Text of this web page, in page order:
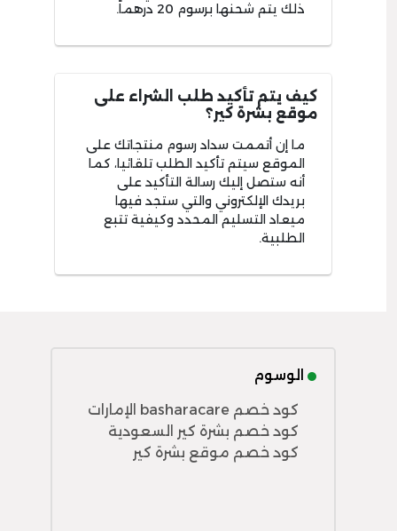
ذلك يتم شحنها برسوم 20 درهماً.
كيف يتم تأكيد طلب الشراء على
موقع بشرة كير؟
ما إن أتممت سداد رسوم منتجاتك على
الموقع سيتم تأكيد الطلب تلقائيا، كما
أنه ستصل إليك رسالة التأكيد على
بريدك الإلكتروني والتي ستجد فيها
ميعاد التسليم المحدد وكيفية تتبع
الطلبية.
الوسوم
كود خصم basharacare الإمارات
كود خصم بشرة كير السعودية
كود خصم موقع بشرة كير